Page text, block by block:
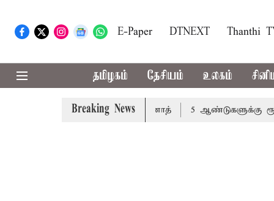
E-Paper DTNEXT Thanthi
தமிழகம் தேசியம் உலகம்
Breaking News
வேண்டும்: அமைச்சர் வினோத் 5 ஆண்டுகளுக்கு ரூ.600